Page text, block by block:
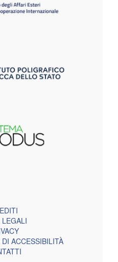
LEGALI
ACCESSIBILITÀ